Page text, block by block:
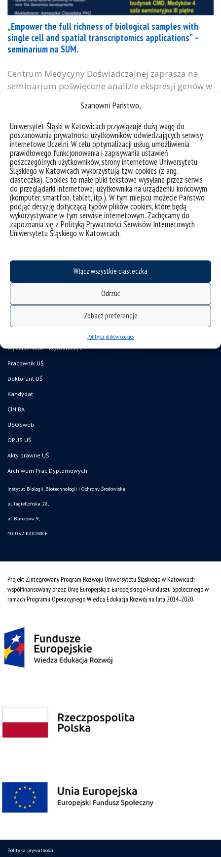
Szanowni Państwo,
Uniwersytet Śląski w Katowicach przywiązuje dużą wagę do
poszanowania prywatności użytkowników odwiedzających serwisy
internetowe Uczelni. W celu optymalizacji usług, umożliwienia
prawidłowego funkcjonowania i zapisywania ustawień
poszczególnych użytkowników, strony internetowe Uniwersytetu
Śląskiego w Katowicach wykorzystują tzw. cookies (z ang.
ciasteczka). Cookies to małe pliki tekstowe wysyłane przez serwis
do przeglądarki internetowej użytkownika na urządzeniu końcowym
(komputer, smartfon, tablet, itp.). W tym miejscu możecie Państwo
podjąć decyzję dotyczącą typów plików cookies, które będą
wykorzystywane w tym serwisie internetowym. Zachęcamy do
zapoznania się z Polityką Prywatności Serwisów Internetowych
Uniwersytetu Śląskiego w Katowicach.
Włącz wszystkie ciasteczka
Odrzuć
Zobacz preferencje
Polityka plików cookies
„Empower the full richness of biological samples with
single cell and spatial transcriptomics applications” –
seminarium na SUM.
Centrum Medycyny Doświadczalnej zaprasza na
seminarium poświęcone analizie ekspresji genów w
przestrzennej: „Empower the full richness of
biological samples with single cell and spatial
transcriptomics applications”. Seminarium
odbędzie się w sali seminaryjnej CMD na III piętrze.
Adres ul. Medyków 4, kampus SUM w Katowicach-
Ligocie.
kategorie:aktualności konferencje, seminaria pomoc dla ukrainy
wydarzenia
tagi :analiza genetyka medycyna doświadczalna
ślądki uniwersytet medyczny
transkryptomika
Wydział Nauk Przyrodniczych
Pracownik UŚ
Doktorant UŚ
Kandydat
CINIBA
USOSweb
OPUS UŚ
Akty prawne UŚ
Archiwum Prac Dyplomowych
Instytut Biologii, Biotechnologii i Ochrony Środowiska
ul. Jagiellońska 28,
ul. Bankowa 9,
40-032 KATOWICE
Projekt Zintegrowany Program Rozwoju Uniwersytetu Śląskiego w Katowicach
współfinansowany przez Unię Europejską z Europejskiego Funduszu Społecznego w
ramach Programu Operacyjnego Wiedza Edukacja Rozwój na lata 2014˗2020.
Polityka prywatności